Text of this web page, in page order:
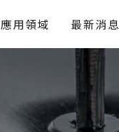
應用領域 最新消息